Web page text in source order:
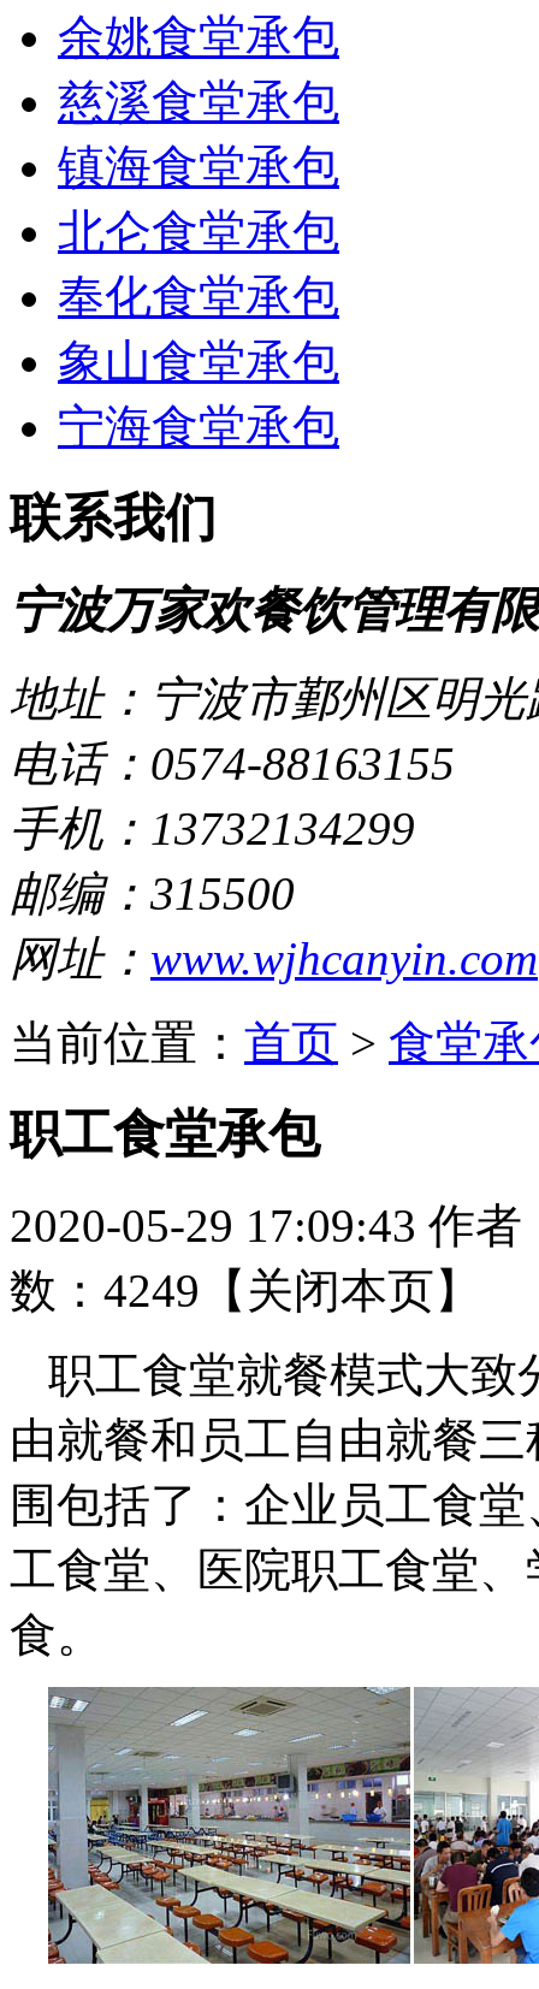
余姚食堂承包
慈溪食堂承包
镇海食堂承包
北仑食堂承包
奉化食堂承包
象山食堂承包
宁海食堂承包
联系我们
宁波万家欢餐饮管理有
地址：宁波市鄞州区明光
电话：0574-88163155
手机：13732134299
邮编：315500
网址： www.wjhcanyin.com
当前位置： 首页 > 食堂
职工食堂承包
2020-05-29 17:09:43 作者
数：4249【 关闭本页】
职工食堂就餐模式大致
由就餐和员工自由就餐
围包括了：企业员工食
工食堂、医院职工食堂
食。